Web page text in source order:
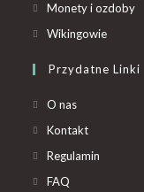
Monety i ozdoby
Wikingowie
Przydatne Linki
O nas
Kontakt
Regulamin
FAQ